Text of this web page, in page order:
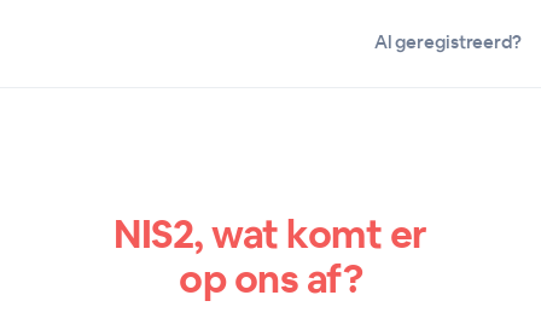
Al geregistreerd?
NIS2, wat komt er
op ons af?